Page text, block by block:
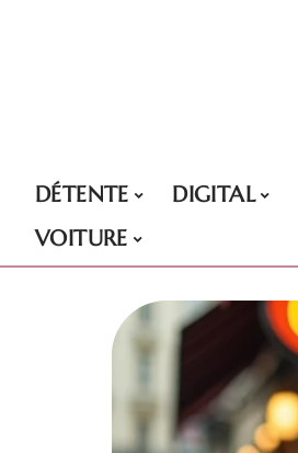
DÉTENTE DIGITAL
VOITURE